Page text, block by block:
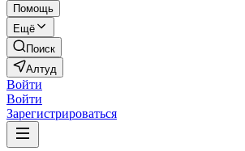
Помощь
Ещё
Поиск
Алтуд
Войти
Войти
Зарегистрироваться